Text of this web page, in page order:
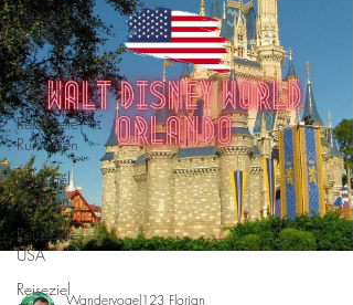
Reiseziel
Malta
Reiseziele
Hessen
Reiseziele
Rumänien
Reiseziel
Spanien
Reiseziele
USA
Reiseziel
Wandervogel123 Florian